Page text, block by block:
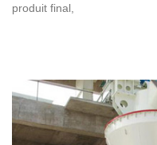
produit final,